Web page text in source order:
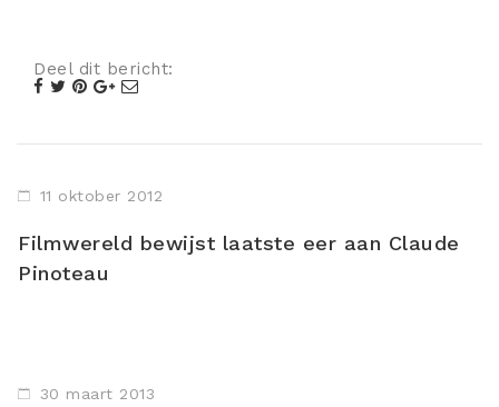
Deel dit bericht:
11 oktober 2012
Filmwereld bewijst laatste eer aan Claude
Pinoteau
30 maart 2013